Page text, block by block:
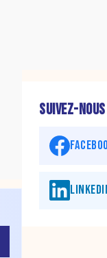
SUIVEZ-